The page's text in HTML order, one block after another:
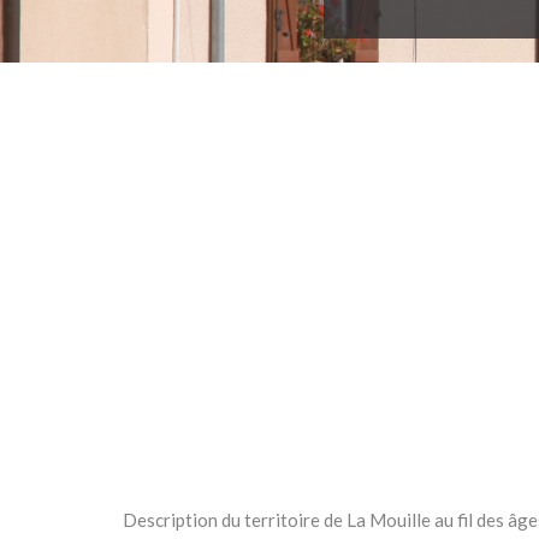
Description du territoire de La Mouille au fil des